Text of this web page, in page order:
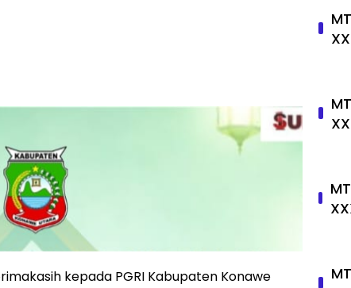
kepada PGRI Kabupaten Konawe